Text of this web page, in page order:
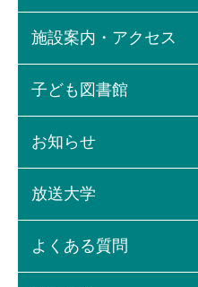
施設案内・アクセス
子ども図書館
お知らせ
放送大学
よくある質問